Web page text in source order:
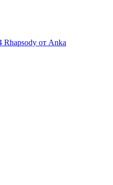
Rhapsody от Anka